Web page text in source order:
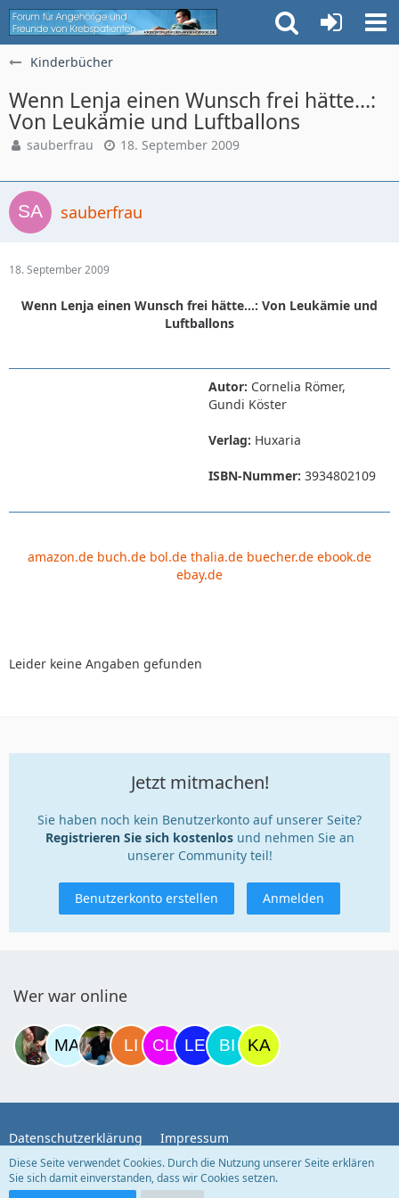
Kinderbücher
Wenn Lenja einen Wunsch frei hätte...:
Von Leukämie und Luftballons
sauberfrau 18. September 2009
sauberfrau
18. September 2009
Wenn Lenja einen Wunsch frei hätte...: Von Leukämie und
Luftballons
Autor: Cornelia Römer,
Gundi Köster
Verlag: Huxaria
ISBN-Nummer: 3934802109
amazon.de buch.de bol.de thalia.de buecher.de ebook.de
ebay.de
Leider keine Angaben gefunden
Jetzt mitmachen!
Sie haben noch kein Benutzerkonto auf unserer Seite?
Registrieren Sie sich kostenlosund nehmen Sie an
unserer Community teil!
Benutzerkonto erstellen Anmelden
Wer war online
Datenschutzerklärung Impressum
Diese Seite verwendet Cookies. Durch die Nutzung unserer Seite erklären
Sie sich damit einverstanden, dass wir Cookies setzen.